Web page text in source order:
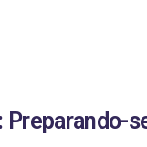
Preparando-